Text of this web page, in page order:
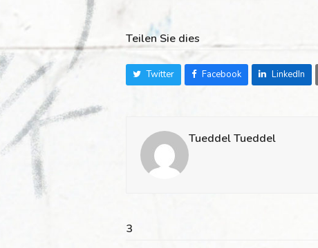
Teilen Sie dies
Twitter Facebook LinkedIn
Tueddel Tueddel
3